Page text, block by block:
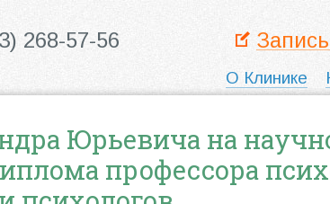
268-57-56
О Клинике
Юрьевича на
профессора